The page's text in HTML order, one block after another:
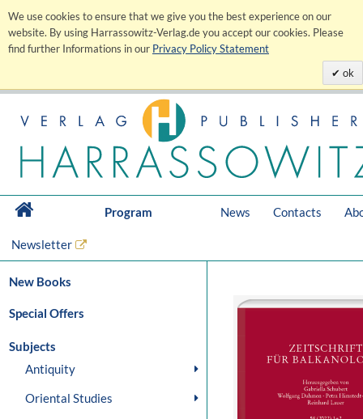
We use cookies to ensure that we give you the best experience on our
website. By using Harrassowitz-Verlag.de you accept our cookies. Please
find further Informations in our Privacy Policy Statement
ok
Program News Contacts
Newsletter
New Books
Special Offers
Subjects
Antiquity
Oriental Studies